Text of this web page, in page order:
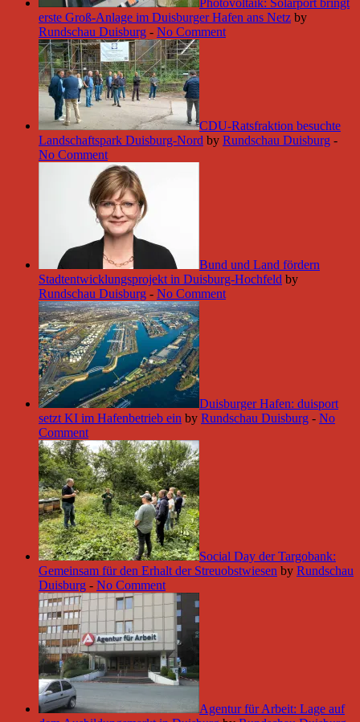
erste Groß-Anlage im Duisburger Hafen ans Netz by
Rundschau Duisburg - No Comment
CDU-Ratsfraktion besuchte
Landschaftspark Duisburg-Nord by Rundschau Duisburg -
No Comment
Bund und Land fördern
Stadtentwicklungsprojekt in Duisburg-Hochfeld by
Rundschau Duisburg - No Comment
Duisburger Hafen: duisport
setzt KI im Hafenbetrieb ein by Rundschau Duisburg - No
Comment
Social Day der Targobank:
Gemeinsam für den Erhalt der Streuobstwiesen by Rundschau
Duisburg - No Comment
Agentur für Arbeit: Lage auf